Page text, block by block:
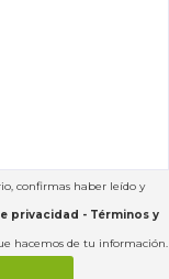
confirmas haber leído y
privacidad - Términos y
hacemos de tu información.